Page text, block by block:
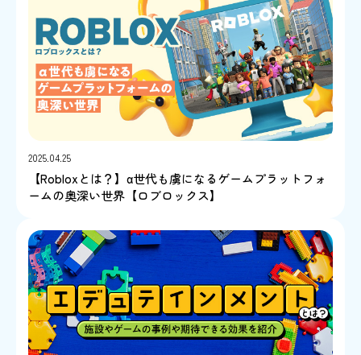
2025.04.25
【Robloxとは？】α世代も虜になるゲームプラットフォ
ームの奥深い世界【ロブロックス】